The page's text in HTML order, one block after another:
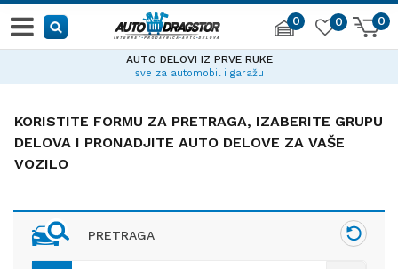
0 0
0
AUTO DELOVI IZ PRVE RUKE
sve za automobil i garažu
KORISTITE FORMU ZA PRETRAGA, IZABERITE GRUPU
DELOVA I PRONADJITE AUTO DELOVE ZA VAŠE
VOZILO
PRETRAGA